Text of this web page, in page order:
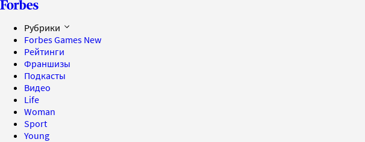
Рубрики
Forbes Games New
Рейтинги
Франшизы
Подкасты
Видео
Life
Woman
Sport
Young